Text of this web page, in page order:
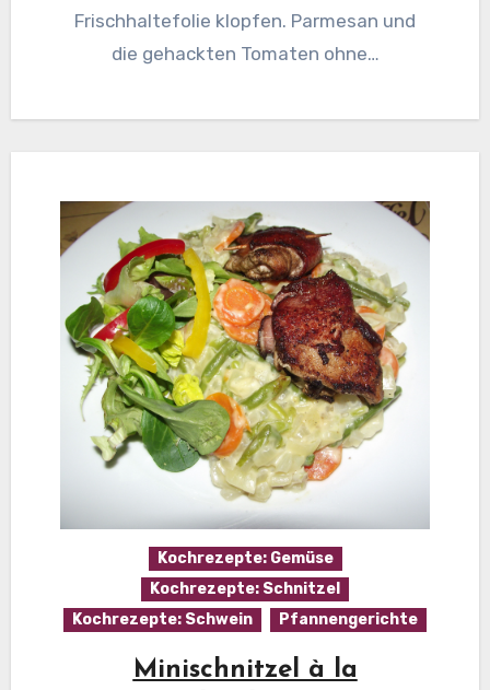
Frischhaltefolie klopfen. Parmesan und
die gehackten Tomaten ohne…
Kochrezepte: Gemüse
Kochrezepte: Schnitzel
Kochrezepte: Schwein
Pfannengerichte
Minischnitzel à la